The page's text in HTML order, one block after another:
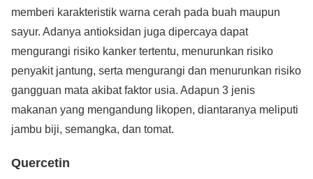
memberi karakteristik warna cerah pada buah maupun
sayur. Adanya antioksidan juga dipercaya dapat
mengurangi risiko kanker tertentu, menurunkan risiko
penyakit jantung, serta mengurangi dan menurunkan risiko
gangguan mata akibat faktor usia. Adapun 3 jenis
makanan yang mengandung likopen, diantaranya meliputi
jambu biji, semangka, dan tomat.
Quercetin